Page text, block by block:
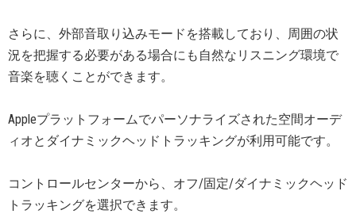
さらに、外部音取り込みモードを搭載しており、周囲の状
況を把握する必要がある場合にも自然なリスニング環境で
音楽を聴くことができます。
Appleプラットフォームでパーソナライズされた空間オーデ
ィオとダイナミックヘッドトラッキングが利用可能です。
コントロールセンターから、オフ/固定/ダイナミックヘッド
トラッキングを選択できます。